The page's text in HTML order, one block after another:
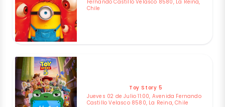
Fernando Castillo Velasco 8580, La Reina,
Chile
Toy Story 5
Jueves 02 de Julio 11:00, Avenida Fernando
Castillo Velasco 8580, La Reina, Chile